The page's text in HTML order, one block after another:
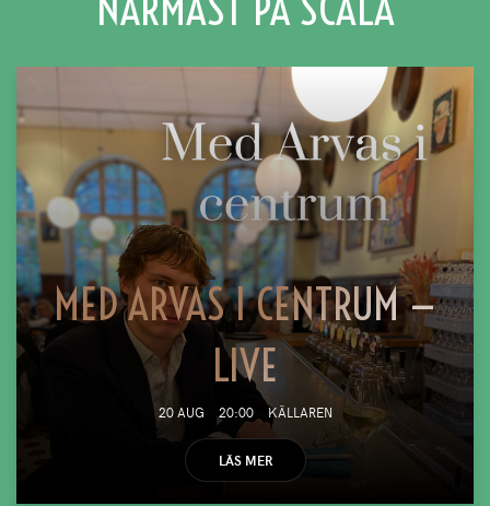
MED ARVAS I CENTRUM —
LIVE
20 AUG 20:00 KÄLLAREN
LÄS MER